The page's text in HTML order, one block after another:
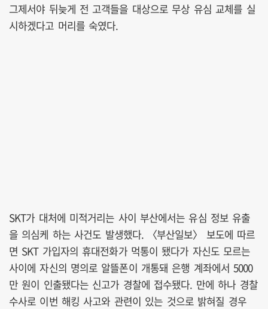
그제서야 뒤늦게 전 고객들을 대상으로 무상 유심 교체를 실
시하겠다고 머리를 숙였다.
SKT가 대처에 미적거리는 사이 부산에서는 유심 정보 유출
을 의심케 하는 사건도 발생했다. 〈부산일보〉 보도에 따르
면 SKT 가입자의 휴대전화가 먹통이 됐다가 자신도 모르는
사이에 자신의 명의로 알뜰폰이 개통돼 은행 계좌에서 5000
만 원이 인출됐다는 신고가 경찰에 접수됐다. 만에 하나 경찰
수사로 이번 해킹 사고와 관련이 있는 것으로 밝혀질 경우